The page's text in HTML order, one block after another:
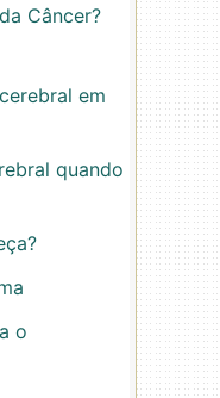
Câncer?
em
quando
o